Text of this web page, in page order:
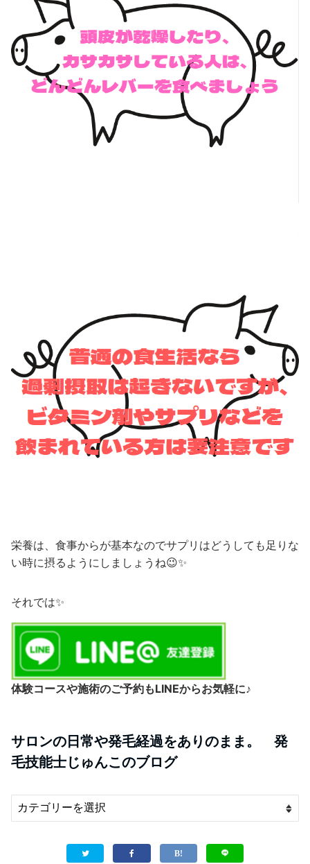
栄養は、食事からが基本なのでサプリはどうしても足りな
い時に摂るようにしましょうね😉✨
それでは✨
体験コースや施術のご予約もLINEからお気軽に♪
サロンの日常や発毛経過をありのまま。 発
毛技能士じゅんこのブログ